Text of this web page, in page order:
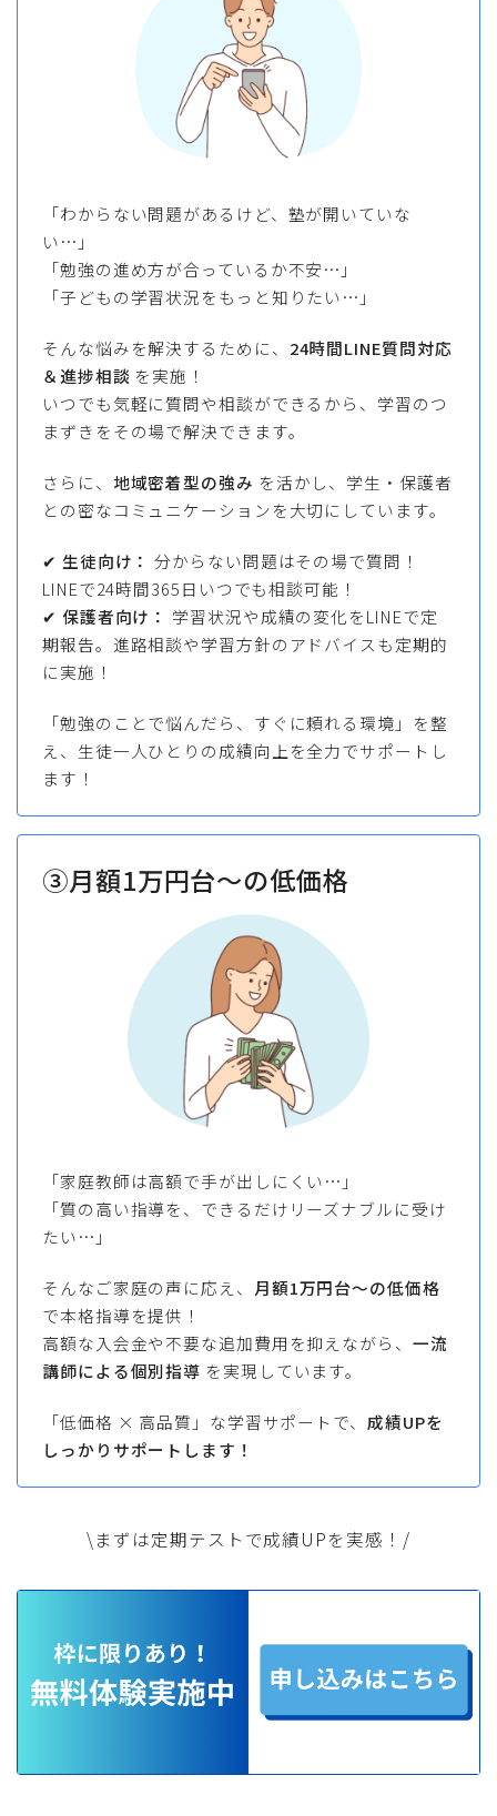
「わからない問題があるけど、塾が開いていな
い…」
「勉強の進め方が合っているか不安…」
「子どもの学習状況をもっと知りたい…」
そんな悩みを解決するために、 24時間LINE質問対応
＆進捗相談 を実施！
いつでも気軽に質問や相談ができるから、学習のつ
まずきをその場で解決できます。
さらに、 地域密着型の強み を活かし、学生・保護者
との密なコミュニケーションを大切にしています。
✔ 生徒向け： 分からない問題はその場で質問！
LINEで24時間365日いつでも相談可能！
✔ 保護者向け： 学習状況や成績の変化をLINEで定
期報告。進路相談や学習方針のアドバイスも定期的
に実施！
「勉強のことで悩んだら、すぐに頼れる環境」を整
え、生徒一人ひとりの成績向上を全力でサポートし
ます！
③月額1万円台～の低価格
「家庭教師は高額で手が出しにくい…」
「質の高い指導を、できるだけリーズナブルに受け
たい…」
そんなご家庭の声に応え、 月額1万円台～の低価格
で本格指導を提供！
高額な入会金や不要な追加費用を抑えながら、 一流
講師による個別指導 を実現しています。
「低価格 × 高品質」な学習サポートで、 成績UPを
しっかりサポートします！
\まずは定期テストで成績UPを実感！/